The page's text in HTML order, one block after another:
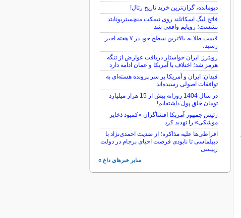
دیومانده، گران‌ترین خرید تاریخ رئال!
فاتح لیگ اسکاتلند روی نیمکت منچستریونایتد
نشست؛ رویایم واقعی شد
قیمت طلا به بالاترین سطح خود در ۷ هفته اخیر
رسید،
رویترز: ایران خواستار دریافت عوارض از تنگه
هرمز شد؛ اختلاف با آمریکا و عمان ادامه دارد
فیدان: ایران و آمریکا بر سر پرونده هسته‌ای به
توافقات اصولی رسیده‌اند
در سال 1404 روزانه بیش از 15 هزار میلیارد
تومان خلق پول داشته‌ایم!
رئیس جمهور آمریکا افشاگران «کمبود ذخایر
موشکی» را تهدید کرد
افراطی‌ها علیه مذاکره؛ از ضدیت احمدی‌نژاد با
دیپلماسی تا نابودی فرصت احیای برجام در دولت
رییسی
سایر خبرهای داغ »